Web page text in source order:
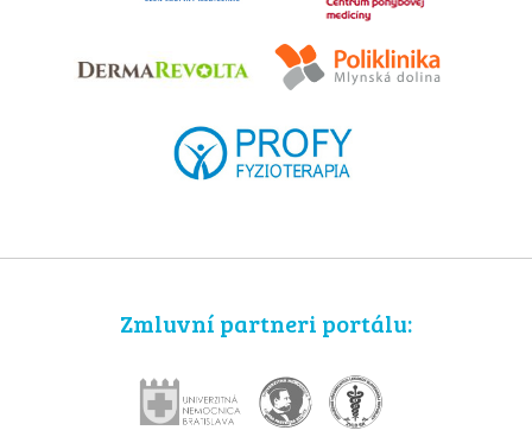
Zmluvní partneri portálu: